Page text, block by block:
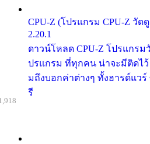
CPU-Z (โปรแกรม CPU-Z วัด
2.20.1
ดาวน์โหลด CPU-Z โปรแกรม
ปรแกรม ที่ทุกคน น่าจะมีติดไว้
มถึงบอกค่าต่างๆ ทั้งฮารด์แว
รี